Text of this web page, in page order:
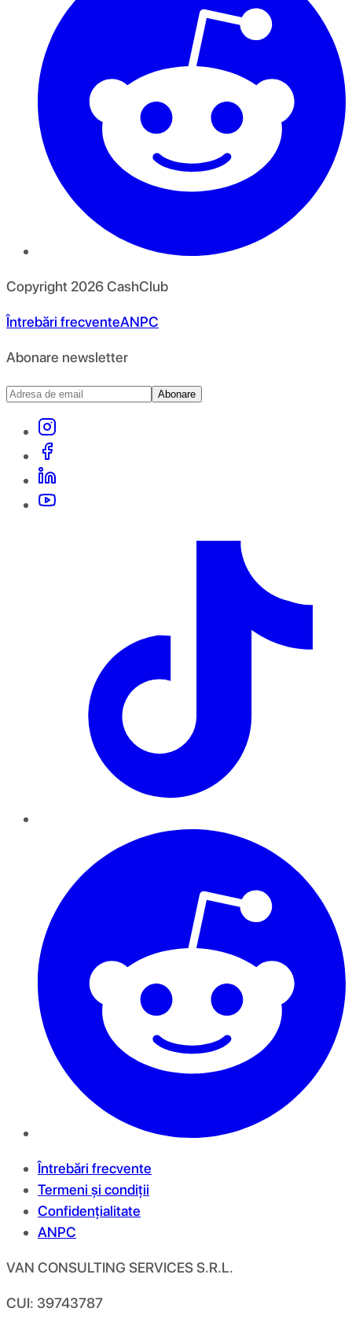
Copyright 2026CashClub
Întrebări frecventeANPC
Abonare newsletter
Abonare
Întrebări frecvente
Termeni și condiții
Confidențialitate
ANPC
VAN CONSULTING SERVICES S.R.L.
CUI: 39743787